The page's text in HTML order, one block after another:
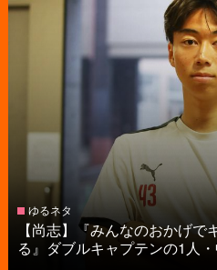
ゆるネタ
【尚志】『みんなのおかげ
る』ダブルキャプテンの1人